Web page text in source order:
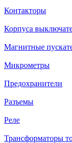
Контакторы
Корпуса
Магнитные
Микрометры
Предохранители
Разъемы
Реле
Трансформаторы